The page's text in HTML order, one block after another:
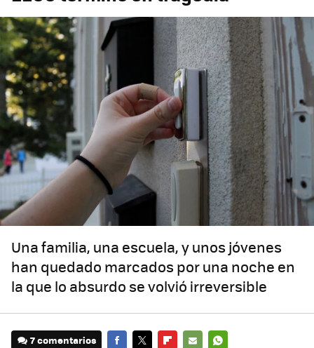
Una familia, una escuela, y unos jóvenes
han quedado marcados por una noche en
la que lo absurdo se volvió irreversible
7 comentarios